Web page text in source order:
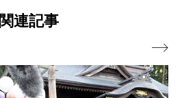
関連記事
